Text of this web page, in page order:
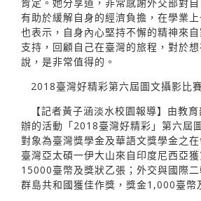
有助於緩解自身的經濟負擔，在學業
也表示，自身內心堅持不懈的精神來
支持，回顧自己在臺灣的旅程，對於
說，是非常值得的。
2018臺灣好精彩第六屆圖文攝影比
【記者黃子涵淡水校園報導】由教
辦的活動「2018臺灣好精彩」第六屆
對象為臺灣獎學金及華語文獎學金之
臺灣亞太碩一伊大山來自印度尼西亞
15000臺幣及獎狀乙張；外交與國際
群島共和國獲佳作獎，獎金1,000臺幣